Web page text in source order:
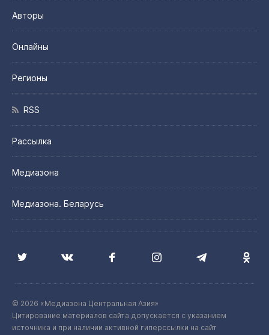
Авторы
Онлайны
Регионы
RSS
Рассылка
Медиазона
Медиазона. Беларусь
© 2026 «Медиазона Центральная Азия»
Цитирование материалов сайта допускается с указанием
источника и при наличии активной гиперссылки на сайт